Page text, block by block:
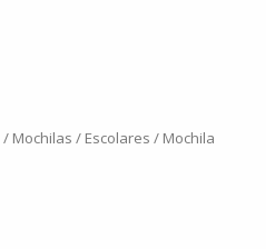
/ Mochilas / Escolares / Mochila